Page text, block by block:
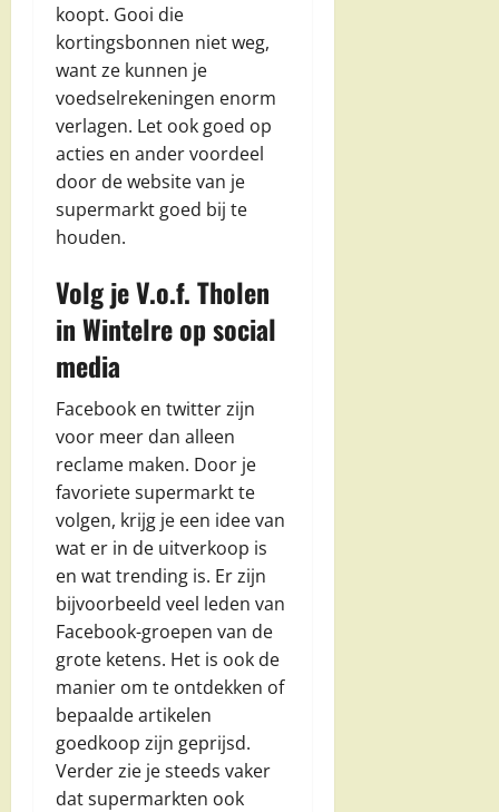
koopt. Gooi die
kortingsbonnen niet weg,
want ze kunnen je
voedselrekeningen enorm
verlagen. Let ook goed op
acties en ander voordeel
door de website van je
supermarkt goed bij te
houden.
Volg je V.o.f. Tholen
in Wintelre op social
media
Facebook en twitter zijn
voor meer dan alleen
reclame maken. Door je
favoriete supermarkt te
volgen, krijg je een idee van
wat er in de uitverkoop is
en wat trending is. Er zijn
bijvoorbeeld veel leden van
Facebook-groepen van de
grote ketens. Het is ook de
manier om te ontdekken of
bepaalde artikelen
goedkoop zijn geprijsd.
Verder zie je steeds vaker
dat supermarkten ook